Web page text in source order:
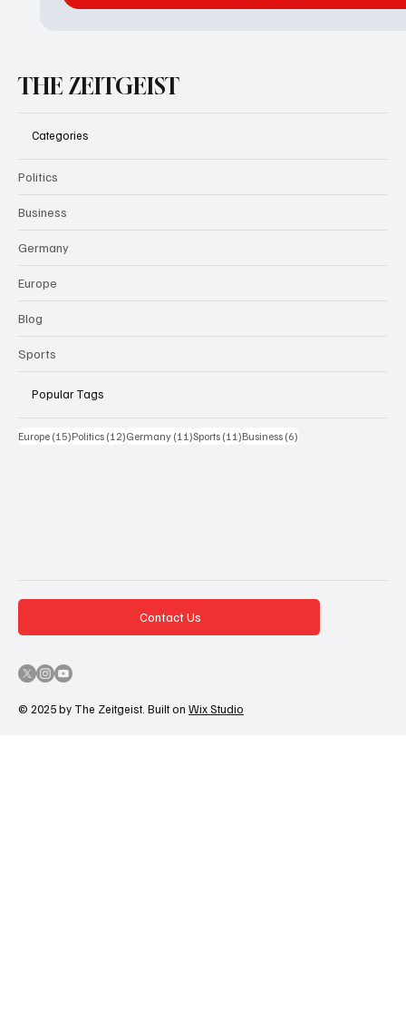
THE ZEITGEIST
Categories
Politics
Business
Germany
Europe
Blog
Sports
Popular Tags
Europe (15)15 Beiträge
Politics (12)12 Beiträge
Germany (11)11 Beiträge
Sports (11)11 Beiträge
Business (6)
© 2025 by The Zeitgeist. Built on Wix Studio
Contact Us